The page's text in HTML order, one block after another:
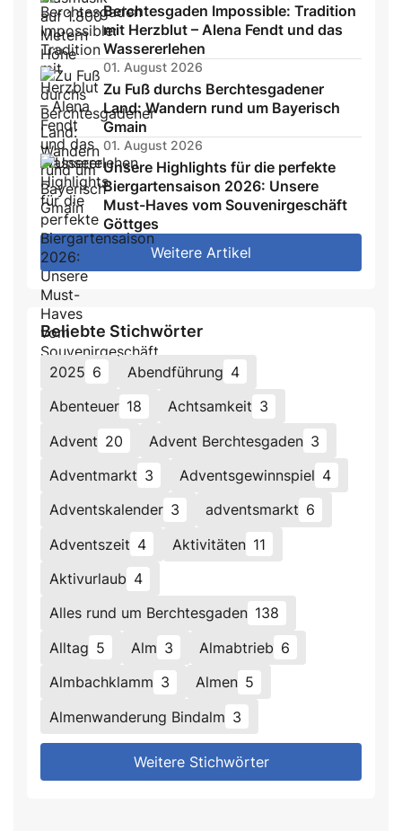
Berchtesgaden Impossible: Tradition
mit Herzblut – Alena Fendt und das
Wassererlehen
01. August 2026
Zu Fuß durchs Berchtesgadener
Land: Wandern rund um Bayerisch
Gmain
01. August 2026
Unsere Highlights für die perfekte
Biergartensaison 2026: Unsere
Must-Haves vom Souvenirgeschäft
Göttges
Weitere Artikel
Beliebte Stichwörter
2025 6 Abendführung 4
Abenteuer 18 Achtsamkeit 3
Advent 20 Advent Berchtesgaden 3
Adventmarkt 3 Adventsgewinnspiel 4
Adventskalender 3 adventsmarkt 6
Adventszeit 4 Aktivitäten 11
Aktivurlaub 4
Alles rund um Berchtesgaden 138
Alltag 5 Alm 3 Almabtrieb 6
Almbachklamm 3 Almen 5
Almenwanderung Bindalm 3
Weitere Stichwörter